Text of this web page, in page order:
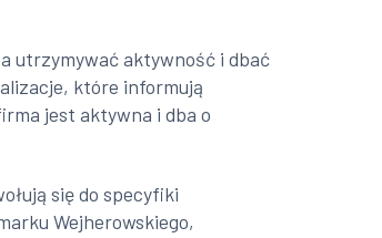
utrzymywać aktywność i dbać
które informują
jest aktywna i dba o
się do specyfiki
Wejherowskiego,